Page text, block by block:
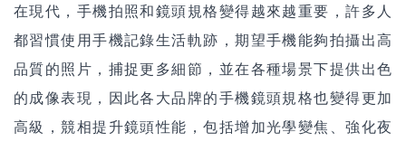
在現代，手機拍照和鏡頭規格變得越來越重要，許多人
都習慣使用手機記錄生活軌跡，期望手機能夠拍攝出高
品質的照片，捕捉更多細節，並在各種場景下提供出色
的成像表現，因此各大品牌的手機鏡頭規格也變得更加
高級，競相提升鏡頭性能，包括增加光學變焦、強化夜